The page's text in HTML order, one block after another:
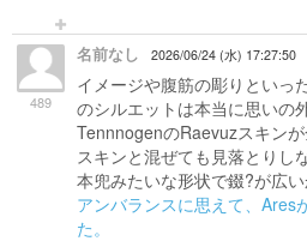
489
名前なし 2026/06/24 (水) 17:27:50
イメージや腹筋の彫りといっ
のシルエットは本当に思いの
TennnogenのRaevuzスキン
スキンと混ぜても見落とりし
本兜みたいな形状で錣?が広い
アンバランスに思えて、 Ares
た。